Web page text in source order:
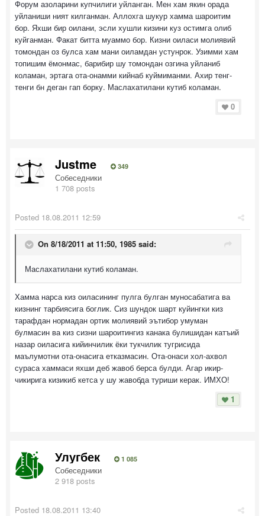
Форум азоларини купчилиги уйланган. Мен хам якин орада
уйланиши ният килганман. Аллохга шукур хамма шароитим
бор. Яхши бир оилани, эсли хушли кизини куз остимга олиб
куйганман. Факат битта муаммо бор. Кизни оиласи молиявий
томондан оз булса хам мани оиламдан устунрок. Узимми хам
топишим ёмонмас, барибир шу томондан озгина уйланиб
коламан, эртага ота-онамми кийнаб куймиманми. Ахир тенг-
тенги бн деган гап борку. Маслахатилани кутиб коламан.
0
Justme 349
Собеседники
1 708 posts
Posted 18.08.2011 12:59
On 8/18/2011 at 11:50, 1985 said:
Маслахатилани кутиб коламан.
Хамма нарса киз оиласининг пулга булган муносабатига ва
кизнинг тарбиясига боглик. Сиз шундок шарт куйингки киз
тарафдан нормадан ортик молиявий эътибор умуман
булмасин ва киз сизни шароитингиз канака булишидан катъий
назар оиласига кийинчилик ёки тукчилик тугрисида
маълумотни ота-онасига етказмасин. Ота-онаси хол-ахвол
сураса хаммаси яхши деб жавоб берса булди. Агар икир-
чикирига кизикиб кетса у шу жавобда туриши керак. ИМХО!
1
Улугбек 1 085
Собеседники
2 918 posts
Posted 18.08.2011 13:40